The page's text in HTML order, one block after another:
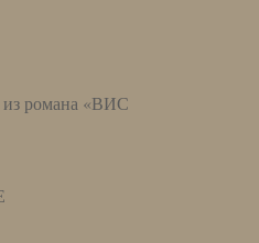
романа «ВИС